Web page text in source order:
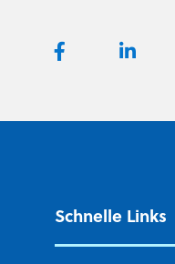
Schnelle Links